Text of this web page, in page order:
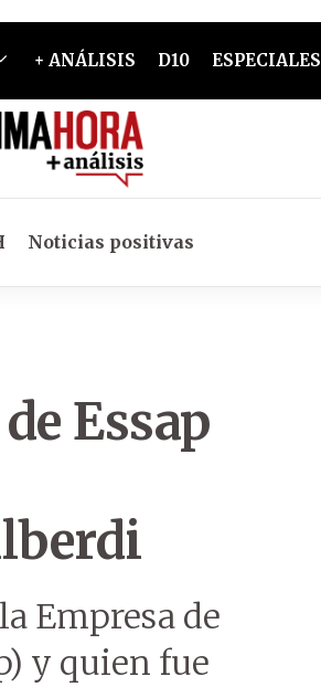
+ ANÁLISIS D10 ESPECIALES
Noticias positivas
Essap
Empresa de
y quien fue